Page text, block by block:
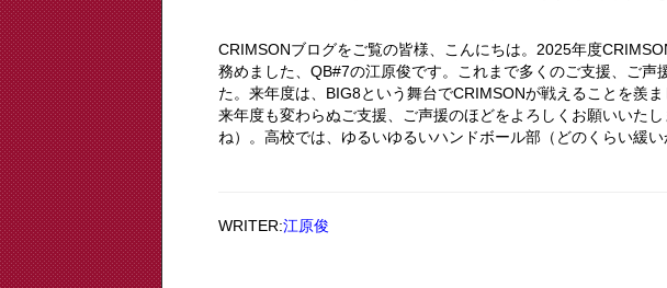
CRIMSONブログをご覧の皆様、こんにちは。2025年度
務めました、QB#7の江原俊です。これまで多くのご支援、ご声
た。来年度は、BIG8という舞台でCRIMSONが戦えることを羨ま
来年度も変わらぬご支援、ご声援のほどをよろしくお願いいた
ね）。高校では、ゆるいゆるいハンドボール部（どのくらい緩い
WRITER:江原俊